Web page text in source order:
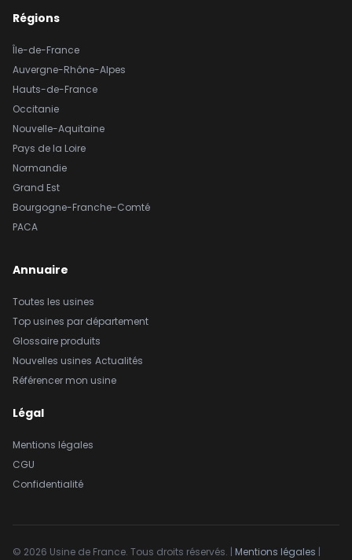
Régions
Île-de-France
Auvergne-Rhône-Alpes
Hauts-de-France
Occitanie
Nouvelle-Aquitaine
Pays de la Loire
Normandie
Grand Est
Bourgogne-Franche-Comté
PACA
Annuaire
Toutes les usines
Top usines par département
Glossaire produits
Nouvelles usines Actualités
Référencer mon usine
Légal
Mentions légales
CGU
Confidentialité
© 2026 Usine de France. Tous droits réservés. | Mentions légales |